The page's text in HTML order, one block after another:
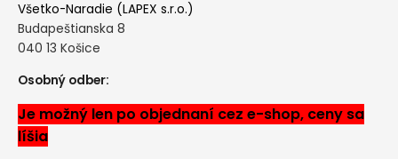
Všetko-Naradie (LAPEX s.r.o.)
Budapeštianska 8
040 13 Košice
Osobný odber:
Je možný len po objednaní cez e-shop, ceny sa
líšia